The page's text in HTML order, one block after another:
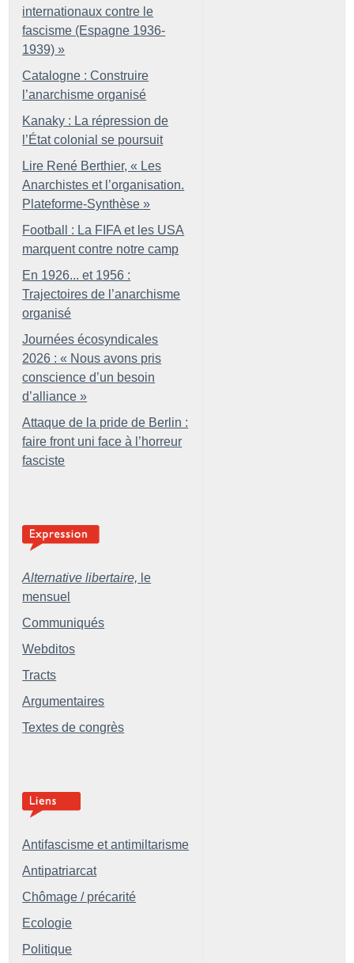
internationaux contre le
fascisme (Espagne 1936-
1939) »
Catalogne : Construire
l’anarchisme organisé
Kanaky : La répression de
l’État colonial se poursuit
Lire René Berthier, « Les
Anarchistes et l’organisation.
Plateforme-Synthèse »
Football : La FIFA et les USA
marquent contre notre camp
En 1926... et 1956 :
Trajectoires de l’anarchisme
organisé
Journées écosyndicales
2026 : « Nous avons pris
conscience d’un besoin
d’alliance »
Attaque de la pride de Berlin :
faire front uni face à l’horreur
fasciste
Alternative libertaire, le
mensuel
Communiqués
Webditos
Tracts
Argumentaires
Textes de congrès
Antifascisme et antimiltarisme
Antipatriarcat
Chômage / précarité
Ecologie
Politique